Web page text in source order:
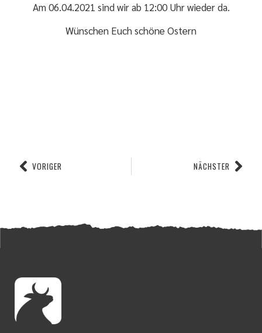
Am 06.04.2021 sind wir ab 12:00 Uhr wieder da.
Wünschen Euch schöne Ostern
VORIGER NÄCHSTER